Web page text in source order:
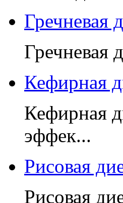
Гречневая
Гречневая
Кефирная
Кефирная
эффек...
Рисовая
Рисовая